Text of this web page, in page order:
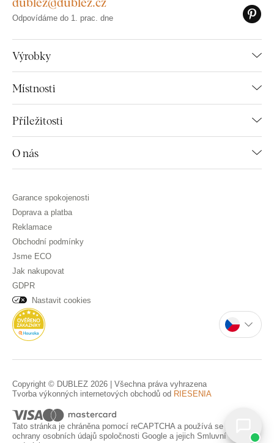
Výrobky
Místnosti
Příležitosti
O nás
Odpovídáme do 1. prac. dne
Garance spokojenosti
Doprava a platba
Reklamace
Obchodní podmínky
Jsme ECO
Jak nakupovat
GDPR
Nastavit cookies
Copyright © DUBLEZ 2026 | Všechna práva vyhrazena
Tvorba výkonných internetových obchodů od RIESENIA
Tato stránka je chráněna pomocí reCAPTCHA a používá se
ochrany osobních údajů spoločnosti Google a jejich Smluvní